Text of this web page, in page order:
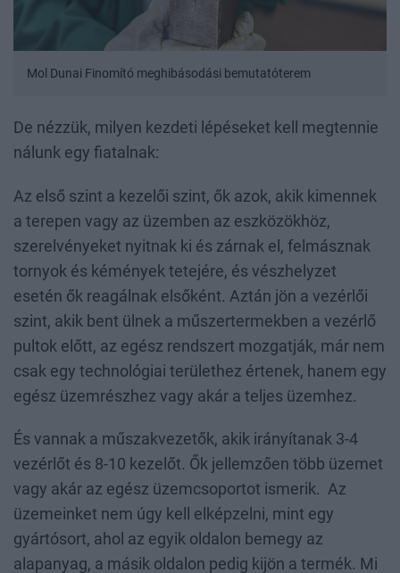
Mol Dunai Finomító meghibásodási bemutatóterem
De nézzük, milyen kezdeti lépéseket kell megtennie
nálunk egy fiatalnak:
Az első szint a kezelői szint, ők azok, akik kimennek
a terepen vagy az üzemben az eszközökhöz,
szerelvényeket nyitnak ki és zárnak el, felmásznak
tornyok és kémények tetejére, és vészhelyzet
esetén ők reagálnak elsőként. Aztán jön a vezérlői
szint, akik bent ülnek a műszertermekben a vezérlő
pultok előtt, az egész rendszert mozgatják, már nem
csak egy technológiai területhez értenek, hanem egy
egész üzemrészhez vagy akár a teljes üzemhez.
És vannak a műszakvezetők, akik irányítanak 3-4
vezérlőt és 8-10 kezelőt. Ők jellemzően több üzemet
vagy akár az egész üzemcsoportot ismerik. Az
üzemeinket nem úgy kell elképzelni, mint egy
gyártósort, ahol az egyik oldalon bemegy az
alapanyag, a másik oldalon pedig kijön a termék. Mi